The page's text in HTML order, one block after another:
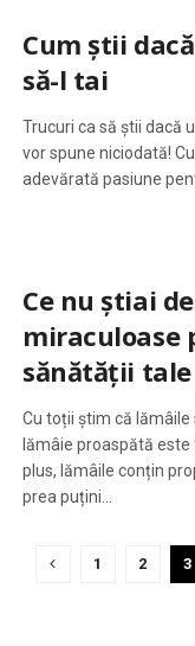
Cum știi
să-l tai
Trucuri ca să știi dacă
vor spune niciodată!
adevărată pasiune
Ce nu știai
miraculoase
sănătății tale
Cu toții știm că
lămâie proaspătă
plus, lămâile conțin
prea puțini...
1 2 3